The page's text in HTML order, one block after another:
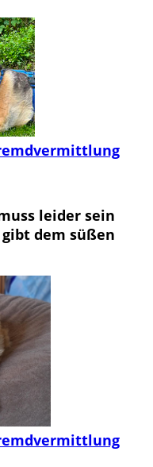
leider sein
dem süßen